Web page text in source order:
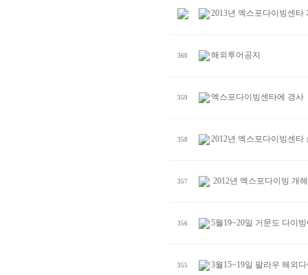
2013년 엑스포다이빙센타
360 해외투어공지
359 엑스포다이빙센타에 경사
358 2012년 엑스포다이빙센타
357 2012년 엑스포다이빙 개
356 5월19~20일 거문도 다이
355 3월15~19일 팔라우 해외